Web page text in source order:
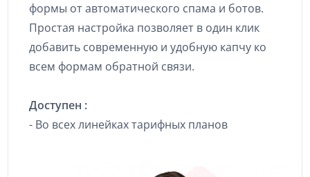
формы от автоматического спама и ботов.
Простая настройка позволяет в один клик
добавить современную и удобную капчу ко
всем формам обратной связи.
Доступен :
- Во всех линейках тарифных планов